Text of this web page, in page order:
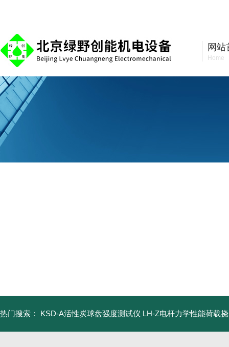
网站
Home
热门搜索： KSD-A活性炭球盘强度测试仪 LH-Z电杆力学性能荷载